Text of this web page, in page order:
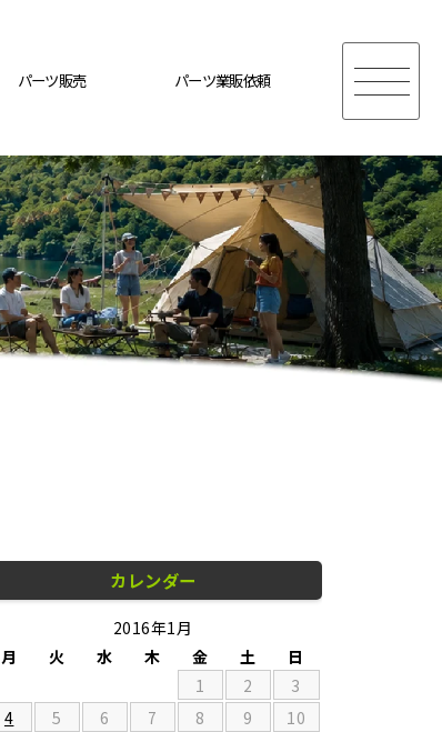
パーツ販売 パーツ業販依頼
カレンダー
2016年1月
月
火 水 木 金 土
日
1
2
3
4
5 6 7 8 9
10